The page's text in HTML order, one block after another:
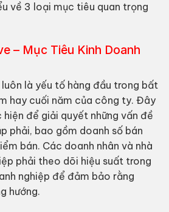
về 3 loại mục tiêu quan trọng
– Mục Tiêu Kinh Doanh
là yếu tố hàng đầu trong bất
hay cuối năm của công ty. Đây
để giải quyết những vấn đề
phải, bao gồm doanh số bán
bán. Các doanh nhân và nhà
phải theo dõi hiệu suất trong
nghiệp để đảm bảo rằng
hướng.